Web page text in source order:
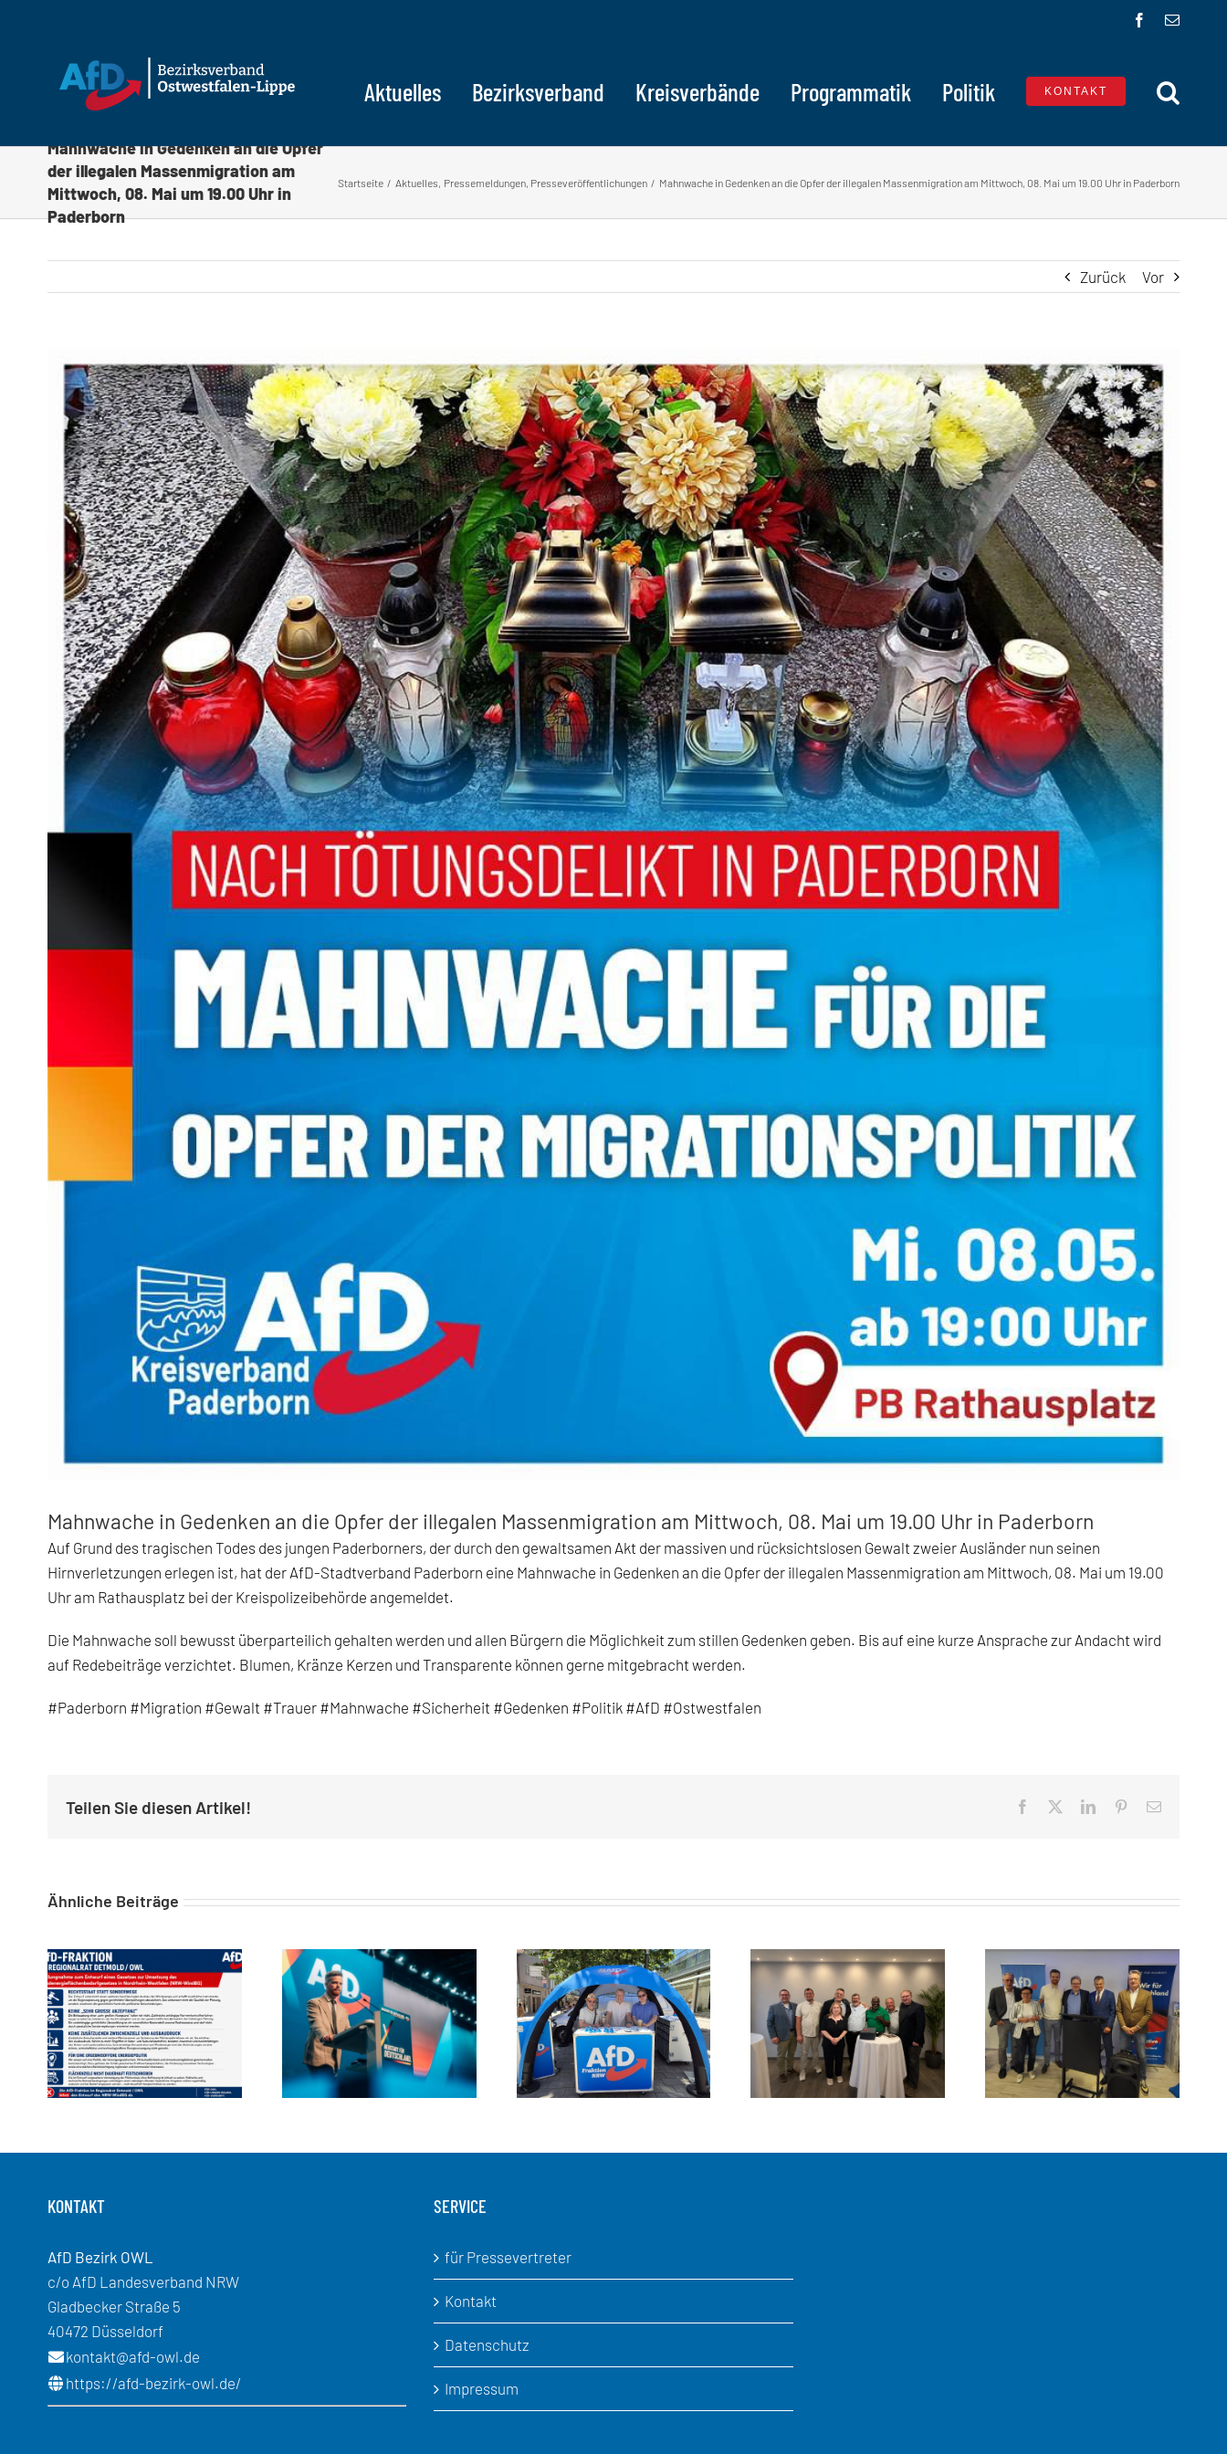
Facebook
E-
Aktuelles Bezirksverband Kreisverbände Programmatik Politik KONTAKT
Mahnwache in Gedenken an die Opfer
der illegalen Massenmigration am
Mittwoch, 08. Mai um 19.00 Uhr in
Paderborn
Startseite Aktuelles Pressemeldungen Presseveröffentlichungen Mahnwache in Gedenken an die Opfer der illegalen Massenmigration am Mittwoch, 08. Mai um 19.00 Uhr in Paderborn
Zurück Vor
Zeige
grösseres
Bild
Mahnwache in Gedenken an die Opfer der illegalen Massenmigration am Mittwoch, 08. Mai um 19.00 Uhr in Paderborn
Auf Grund des tragischen Todes des jungen Paderborners, der durch den gewaltsamen Akt der massiven und rücksichtslosen Gewalt zweier Ausländer nun seinen
Hirnverletzungen erlegen ist, hat der AfD-Stadtverband Paderborn eine Mahnwache in Gedenken an die Opfer der illegalen Massenmigration am Mittwoch, 08. Mai um 19.00
Uhr am Rathausplatz bei der Kreispolizeibehörde angemeldet.
Die Mahnwache soll bewusst überparteilich gehalten werden und allen Bürgern die Möglichkeit zum stillen Gedenken geben. Bis auf eine kurze Ansprache zur Andacht wird
auf Redebeiträge verzichtet. Blumen, Kränze Kerzen und Transparente können gerne mitgebracht werden.
#Paderborn #Migration #Gewalt #Trauer #Mahnwache #Sicherheit #Gedenken #Politik #AfD #Ostwestfalen
Teilen Sie diesen Artikel! Facebook LinkedInPinterest
E-
Ähnliche Beiträge
KONTAKT
AfD Bezirk OWL
c/o AfD Landesverband NRW
Gladbecker Straße 5
40472 Düsseldorf
kontakt@afd-owl.de
https://afd-bezirk-owl.de/
SERVICE
für Pressevertreter
Kontakt
Datenschutz
Impressum